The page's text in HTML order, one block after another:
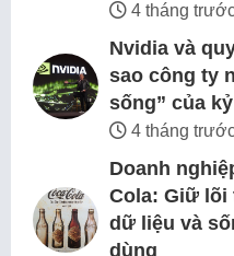
4 tháng
Nvidia và
sao công ty
sống” của
4 tháng
Doanh
Cola: Giữ lõi
dữ liệu và
dùng